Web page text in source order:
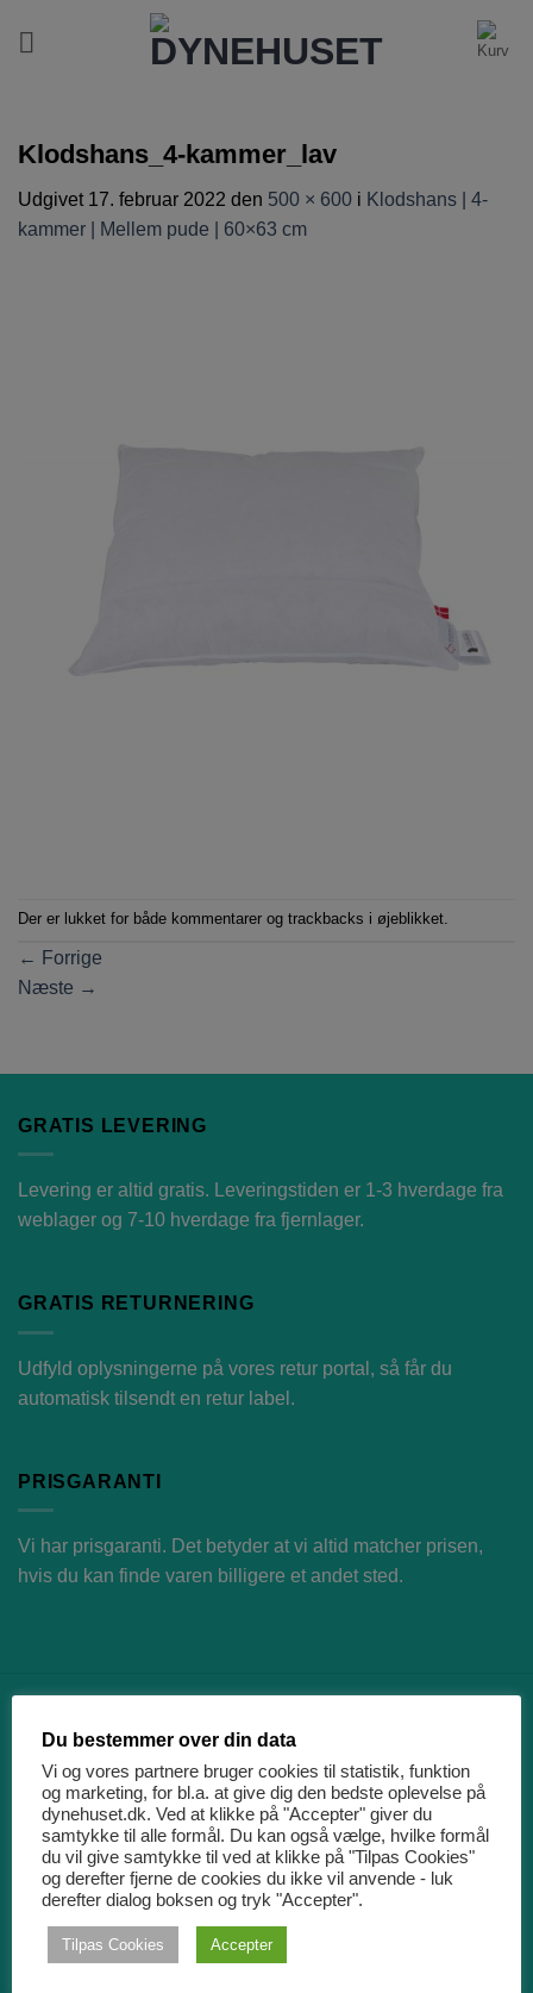
Klodshans_4-kammer_lav
Udgivet 17. februar 2022 den 500 × 600 i Klodshans | 4-
kammer | Mellem pude | 60×63 cm
Der er lukket for både kommentarer og trackbacks i øjeblikket.
← Forrige
Næste →
GRATIS LEVERING
Levering er altid gratis. Leveringstiden er 1-3 hverdage fra
weblager og 7-10 hverdage fra fjernlager.
GRATIS RETURNERING
Udfyld oplysningerne på vores retur portal , så får du
automatisk tilsendt en retur label.
PRISGARANTI
Vi har prisgaranti. Det betyder at vi altid matcher prisen,
hvis du kan finde varen billigere et andet sted.
Ringsted Dun
Quilts of Denmark
Hefel
Pure & Care
Du bestemmer over din data
Vi og vores partnere bruger cookies til statistik, funktion
og marketing, for bl.a. at give dig den bedste oplevelse på
dynehuset.dk. Ved at klikke på "Accepter" giver du
samtykke til alle formål. Du kan også vælge, hvilke formål
du vil give samtykke til ved at klikke på "Tilpas Cookies"
og derefter fjerne de cookies du ikke vil anvende - luk
derefter dialog boksen og tryk "Accepter".
Tilpas Cookies Accepter